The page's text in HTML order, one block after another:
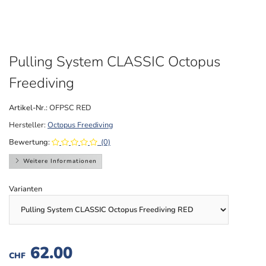
Pulling System CLASSIC Octopus
Freediving
Artikel-Nr.:OFPSC RED
Hersteller: Octopus Freediving
Bewertung:
(0)
Weitere Informationen
Varianten
CHF 62.00